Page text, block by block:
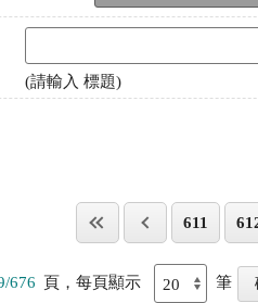
(請輸入 標題)
611
676 頁，每頁顯示 筆